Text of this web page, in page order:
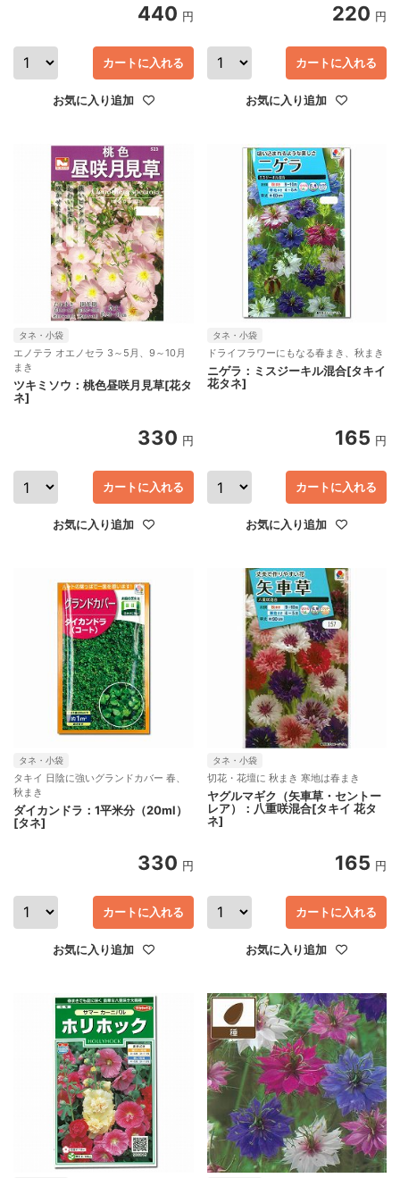
440 円
お気に入り追加
カートに入れる
220 円
お気に入り追加
カートに入れる
タネ・小袋
エノテラ オエノセラ 3～5月、9～10月
まき
ツキミソウ：桃色昼咲月見草[花タ
ネ]
330 円
お気に入り追加
カートに入れる
タネ・小袋
ドライフラワーにもなる春まき、秋まき
ニゲラ：ミスジーキル混合[タキイ
花タネ]
165 円
お気に入り追加
カートに入れる
タネ・小袋
タキイ 日陰に強いグランドカバー 春、
秋まき
ダイカンドラ：1平米分（20ml）
[タネ]
330 円
お気に入り追加
カートに入れる
タネ・小袋
切花・花壇に 秋まき 寒地は春まき
ヤグルマギク（矢車草・セントー
レア）：八重咲混合[タキイ 花タ
ネ]
165 円
お気に入り追加
カートに入れる